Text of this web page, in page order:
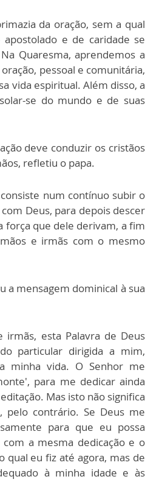
da oração, sem a qual
e de caridade se
Quaresma, aprendemos a
pessoal e comunitária,
vida espiritual. Além disso, a
se do mundo e de suas
deve conduzir os cristãos
refletiu o papa.
num contínuo subir o
Deus, para depois descer
força que dele derivam, a fim
e irmãs com o mesmo
a mensagem dominical à sua
irmãs, esta Palavra de Deus
particular dirigida a mim,
minha vida. O Senhor me
para me dedicar ainda
Mas isto não significa
pelo contrário. Se Deus me
para que eu possa
a mesma dedicação e o
qual eu fiz até agora, mas de
à minha idade e às